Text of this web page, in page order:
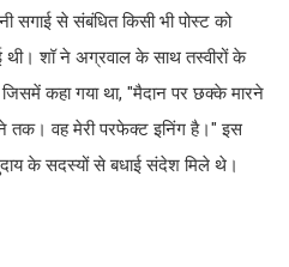
सगाई से संबंधित किसी भी पोस्ट को
थी। शॉ ने अग्रवाल के साथ तस्वीरों के
कहा गया था, "मैदान पर छक्के मारने
तक। वह मेरी परफेक्ट इनिंग है।" इस
के सदस्यों से बधाई संदेश मिले थे।